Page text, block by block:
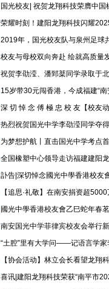
国光校友| 祝贺龙翔科技荣膺中
荣耀时刻！建阳龙翔科技闪耀
2019年，国光校友队与泉州足球
校友与母校双向奔赴 绘就高质量
祝贺李劭滢、潘郅棻同学录取于
15岁带30元闯香港，今成福建“
深 切 悼 念 傅 極 忠 校 友【校友
热烈祝贺国光中学李劭滢同学夺
为梦想护航丨直击国光中学考点
全国橡塑中心领导走访福建建阳
訃告|深切悼念國光中學香港校友
【追思·礼敬】在南安捐资超
國光中學香港校友會乙巳蛇年春
南安国光中学菲律宾校友会举行
“土腔”里有大学问——记语言学家
【协会活动】林立会长看望龙翔
喜讯|建阳龙翔科技荣获“南平市